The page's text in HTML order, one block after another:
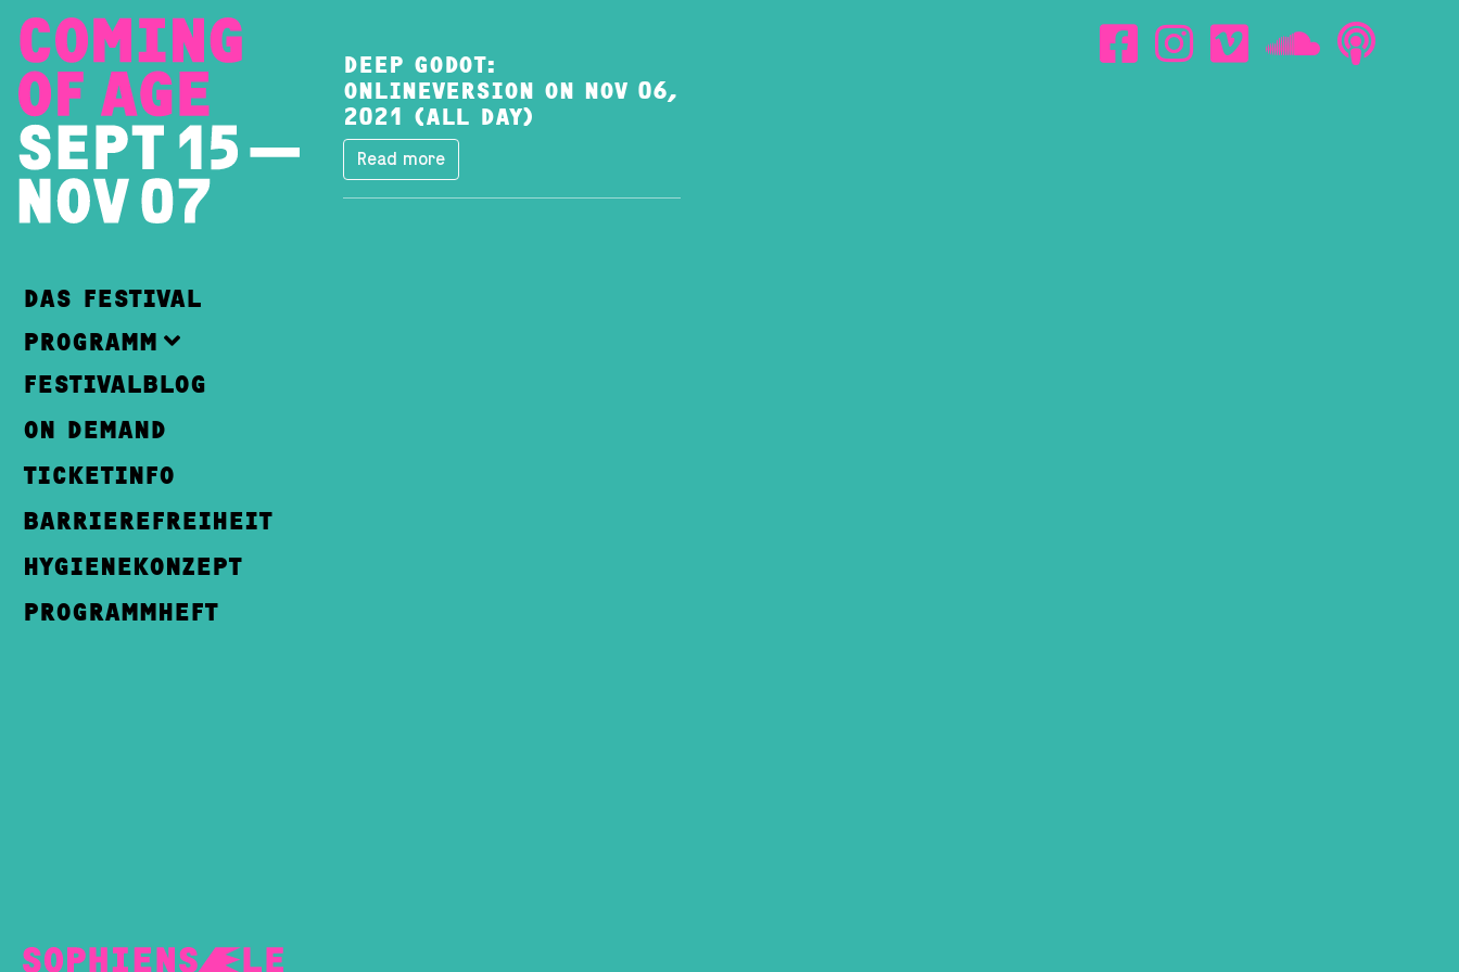
DAS FESTIVAL
PROGRAMM
FESTIVALBLOG
ON DEMAND
TICKETINFO
BARRIEREFREIHEIT
HYGIENEKONZEPT
PROGRAMMHEFT
DEEP GODOT:
ONLINEVERSION ON NOV 06,
2021 (ALL DAY)
Read more